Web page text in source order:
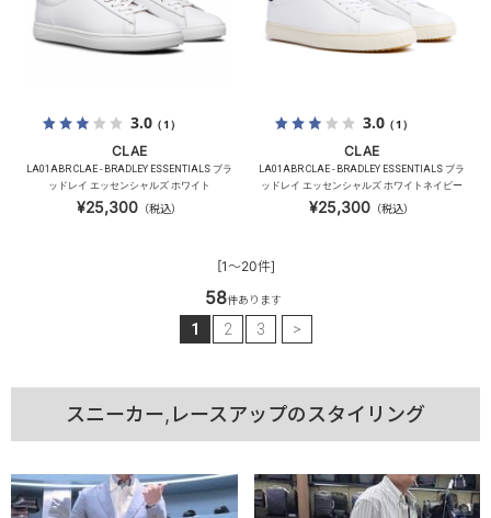
3.0（1）
CLAE
LA01ABR CLAE - BRADLEY ESSENTIALS ブラ
ッドレイ エッセンシャルズ ホワイト
¥25,300 （税込）
3.0（1）
CLAE
LA01ABR CLAE - BRADLEY ESSENTIALS ブラ
ッドレイ エッセンシャルズ ホワイトネイビー
¥25,300 （税込）
[1～20件]
58件あります
1 2 3 >
スニーカー,レースアップのスタイリング